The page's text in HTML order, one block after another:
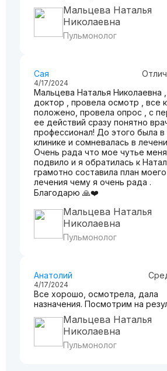
Мальцева Наталья
Николаевна
Пульмонолог
Сая
4/17/2024
Мальцева Наталья Николаевна ,
доктор , провела осмотр , все
положено, провела опрос , с
ее действий сразу понятно
профессионал! До этого была в
клинике и сомневалась в
Очень рада что мое чутье
подвило и я обратилась к
грамотно составила план моего
лечения чему я очень рада .
Благодарю 🙏❤️
Мальцева Наталья
Николаевна
Пульмонолог
Анатолий
4/17/2024
Все хорошо, осмотрела, дала
назначения. Посмотрим на
Мальцева Наталья
Николаевна
Пульмонолог